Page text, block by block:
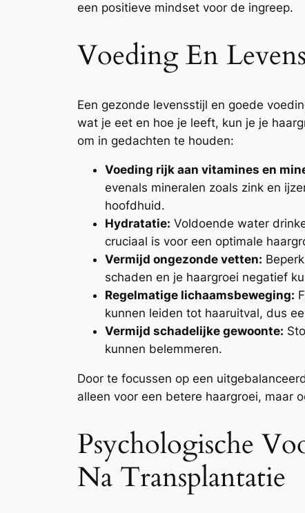
een positieve mindset voor de ingreep.
Voeding En
Een gezonde levensstijl en goede
wat je eet en hoe je leeft, kun je je
om in gedachten te houden:
Voeding rijk aan vitamines en
evenals mineralen zoals zink en
hoofdhuid.
Hydratatie: Voldoende water
cruciaal is voor een optimale
Vermijd ongezonde vetten:
schaden en je haargroei negatief
Regelmatige lichaamsbeweging:
kunnen leiden tot haaruitval, dus
Vermijd schadelijke gewoonte:
kunnen belemmeren.
Door te focussen op een
alleen voor een betere haargroei, maar
Psycho­logische
Na Transplan­tatie